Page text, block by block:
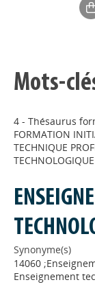
Mots-
4 - Thésaurus
FORMATION
TECHNIQUE
Synonyme(s)
14060
Enseignement